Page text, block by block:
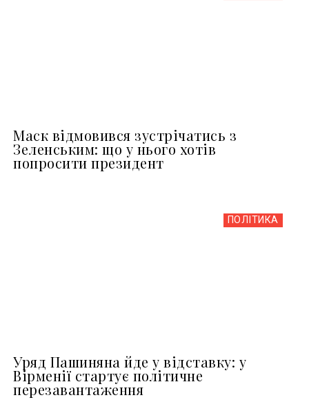
Маск відмовився зустрічатись з
Зеленським: що у нього хотів
попросити президент
ПОЛІТИКА
Уряд Пашиняна йде у відставку: у
Вірменії стартує політичне
перезавантаження